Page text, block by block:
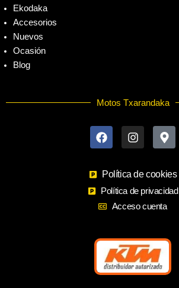
Ekodaka
Accesorios
Nuevos
Ocasión
Blog
Motos Txarandaka
a
c
o
o
k
n
s
g
r
a
m
a
p
a
r
k
e
a
Política de cookies
Política de privacidad
Acceso cuenta